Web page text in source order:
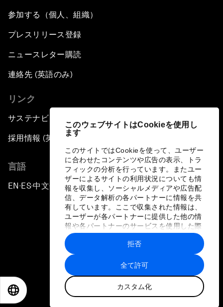
このウェブサイトはCookieを使用し
ます
このサイトではCookieを使って、ユーザー
に合わせたコンテンツや広告の表示、トラ
フィックの分析を行っています。またユー
ザーによるサイトの利用状況についても情
報を収集し、ソーシャルメディアや広告配
信、データ解析の各パートナーに情報を共
有しています。ここで収集された情報は、
ユーザーが各パートナーに提供した他の情
報や各パートナーのサービスを使用した際
に収集された情報と組み合わされ、各パー
トナーによって使用されることがありま
す。
全て許可
カスタム化
拒否
参加する（個人、組織）
プレスリリース登録
ニュースレター購読
連絡先 (英語のみ)
リンク
サステナビリティへの取り組み
採用情報 (英語のみ)
言語
EN ▪ES▪中文▪ 日本語
プライバシーポリシーと利用規約
サイトマップ
©
世界経済フォーラム